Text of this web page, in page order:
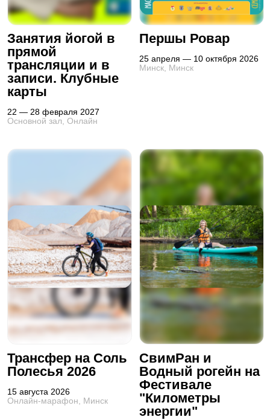
Занятия йогой в
прямой
трансляции и в
записи. Клубные
карты
22 — 28 февраля 2027
Основной зал, Онлайн
Першы Ровар
25 апреля — 10 октября 2026
Минск, Минск
Трансфер на Соль
Полесья 2026
15 августа 2026
Онлайн-марафон, Минск
СвимРан и
Водный рогейн на
Фестивале
"Километры
энергии"